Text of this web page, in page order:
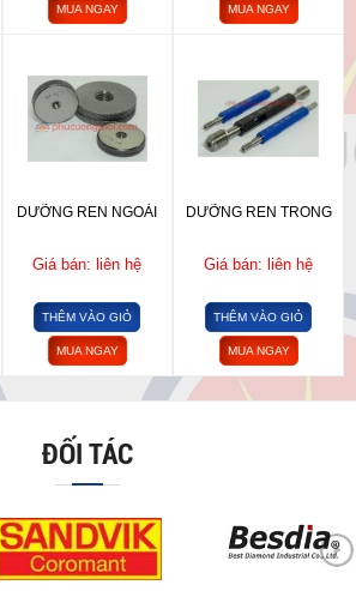
MUA NGAY MUA NGAY
DƯỠNG REN NGOÀI
Giá bán: liên hệ
THÊM VÀO GIỎ
MUA NGAY
DƯỠNG REN TRONG
Giá bán: liên hệ
THÊM VÀO GIỎ
MUA NGAY
ĐỐI TÁC